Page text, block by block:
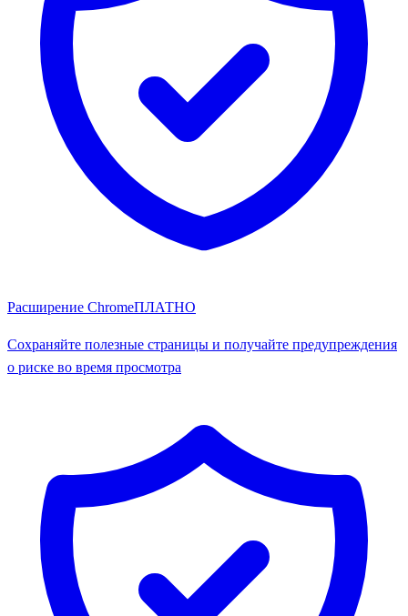
Расширение ChromeПЛАТНО
Сохраняйте полезные страницы и получайте предупреждения
о риске во время просмотра